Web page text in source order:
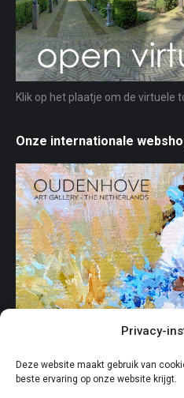
Privacy-
Deze website maakt gebruik van
beste ervaring op onze website krijgt.
Klik op het plaatje om de virtuele
Onze internationale
Klik op het plaatje om onze
Beurzen & Exposities